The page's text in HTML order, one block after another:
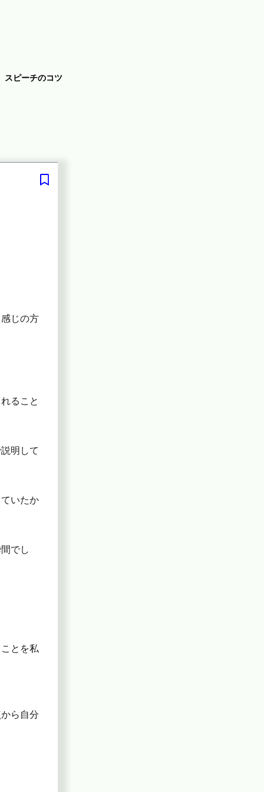
スピーチのコツ
じの方
ること
明して
いたか
でし
とを私
ら自分